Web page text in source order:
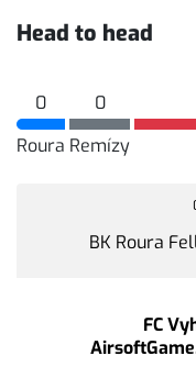
Head to head
0
Roura
0
Remízy
BK Roura
FC